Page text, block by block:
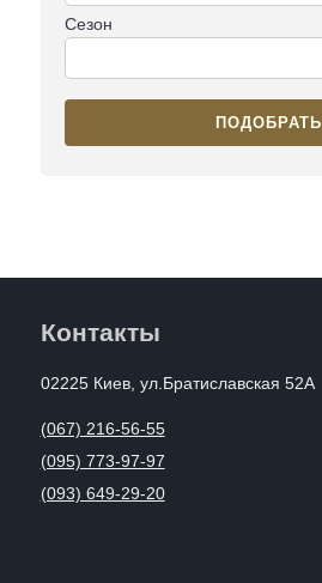
Сезон
ПОДОБРАТЬ
Контакты
02225 Киев, ул.Братиславская 52А
(067) 216-56-55
(095) 773-97-97
(093) 649-29-20